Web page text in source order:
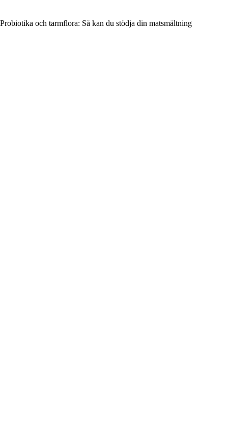
Probiotika och tarmflora: Så kan du stödja din matsmältning